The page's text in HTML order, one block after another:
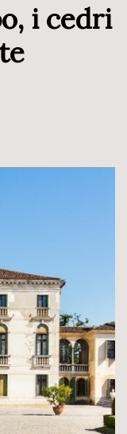
i cedri